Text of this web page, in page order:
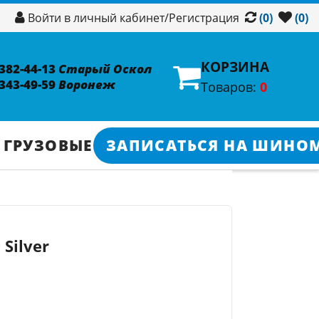
Войти в личный кабинет/Регистрация (0) (0)
44-13 Старый Оскол
49-59Воронеж
КОРЗИНА
Товаров: 0
ЗАПИСАТЬСЯ НА
Silver